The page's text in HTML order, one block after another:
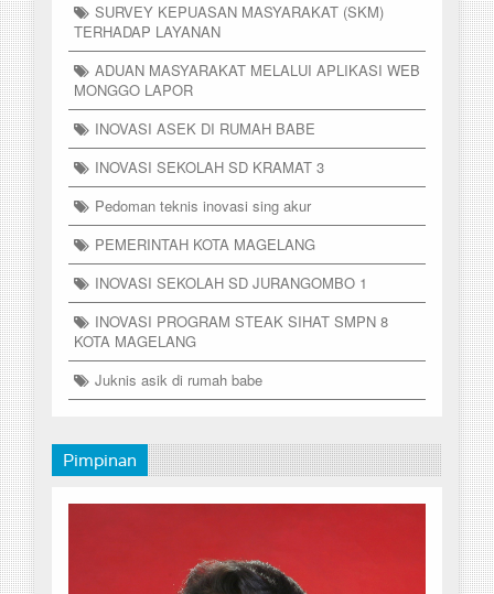
SURVEY KEPUASAN MASYARAKAT (SKM)
TERHADAP LAYANAN
ADUAN MASYARAKAT MELALUI APLIKASI WEB
MONGGO LAPOR
INOVASI ASEK DI RUMAH BABE
INOVASI SEKOLAH SD KRAMAT 3
Pedoman teknis inovasi sing akur
PEMERINTAH KOTA MAGELANG
INOVASI SEKOLAH SD JURANGOMBO 1
INOVASI PROGRAM STEAK SIHAT SMPN 8
KOTA MAGELANG
Juknis asik di rumah babe
Pimpinan